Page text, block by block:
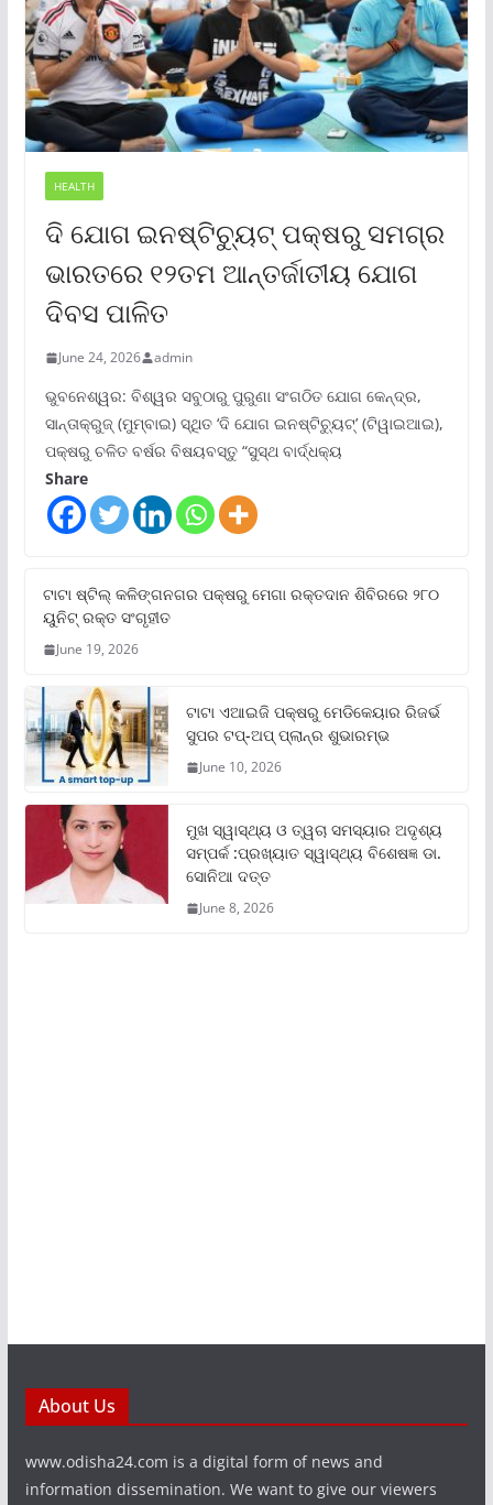
HEALTH
ଦି ଯୋଗ ଇନଷ୍ଟିଚ୍ୟୁଟ୍ ପକ୍ଷରୁ ସମଗ୍ର
ଭାରତରେ ୧୨ତମ ଆନ୍ତର୍ଜାତୀୟ ଯୋଗ
ଦିବସ ପାଳିତ
June 24, 2026 admin
ଭୁବନେଶ୍ୱର: ବିଶ୍ୱର ସବୁଠାରୁ ପୁରୁଣା ସଂଗଠିତ ଯୋଗ କେନ୍ଦ୍ର,
ସାନ୍ତାକ୍ରୁଜ୍ (ମୁମ୍ବାଇ) ସ୍ଥିତ ‘ଦି ଯୋଗ ଇନଷ୍ଟିଚ୍ୟୁଟ୍‌’ (ଟିୱାଇଆଇ),
ପକ୍ଷରୁ ଚଳିତ ବର୍ଷର ବିଷୟବସ୍ତୁ “ସୁସ୍ଥ ବାର୍ଦ୍ଧକ୍ୟ
Share
ଟାଟା ଷ୍ଟିଲ୍‌ କଳିଙ୍ଗନଗର ପକ୍ଷରୁ ମେଗା ରକ୍ତଦାନ ଶିବିରରେ ୨୮୦
ୟୁନିଟ୍‌ ରକ୍ତ ସଂଗୃହୀତ
June 19, 2026
ଟାଟା ଏଆଇଜି ପକ୍ଷରୁ ମେଡିକେୟାର ରିଜର୍ଭ
ସୁପର ଟପ୍‌-ଅପ୍ ପ୍ଲାନ୍‌ର ଶୁଭାରମ୍ଭ
June 10, 2026
ମୁଖ ସ୍ୱାସ୍ଥ୍ୟ ଓ ତ୍ୱଚା ସମସ୍ୟାର ଅଦୃଶ୍ୟ
ସମ୍ପର୍କ :ପ୍ରଖ୍ୟାତ ସ୍ୱାସ୍ଥ୍ୟ ବିଶେଷଜ୍ଞ ଡା.
ସୋନିଆ ଦତ୍ତ
June 8, 2026
About Us
www.odisha24.com is a digital form of news and
information dissemination. We want to give our viewers